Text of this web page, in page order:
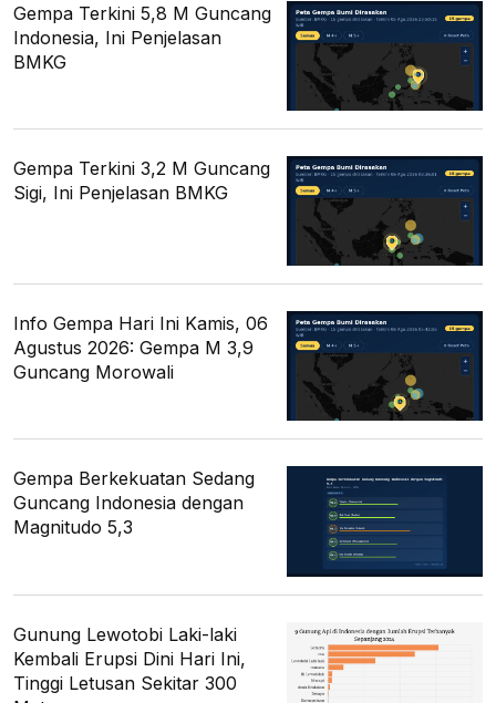
Gempa Terkini 5,8 M Guncang
Indonesia, Ini Penjelasan
BMKG
Gempa Terkini 3,2 M Guncang
Sigi, Ini Penjelasan BMKG
Info Gempa Hari Ini Kamis, 06
Agustus 2026: Gempa M 3,9
Guncang Morowali
Gempa Berkekuatan Sedang
Guncang Indonesia dengan
Magnitudo 5,3
Gunung Lewotobi Laki-laki
Kembali Erupsi Dini Hari Ini,
Tinggi Letusan Sekitar 300